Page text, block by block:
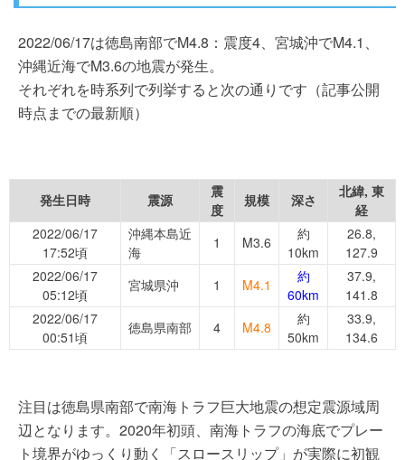
2022/06/17は徳島南部でM4.8：震度4、宮城沖でM4.1、
沖縄近海でM3.6の地震が発生。
それぞれを時系列で列挙すると次の通りです（記事公開
時点までの最新順）
発生日時 震源
震
度
規模 深さ
北緯, 東
経
2022/06/17
17:52頃
沖縄本島近
海
1 M3.6
約
10km
26.8,
127.9
2022/06/17
05:12頃
宮城県沖 1 M4.1
約
60km
37.9,
141.8
2022/06/17
00:51頃
徳島県南部 4 M4.8
約
50km
33.9,
134.6
注目は徳島県南部で南海トラフ巨大地震の想定震源域周
辺となります。2020年初頭、南海トラフの海底でプレー
ト境界がゆっくり動く「スロースリップ」が実際に初観